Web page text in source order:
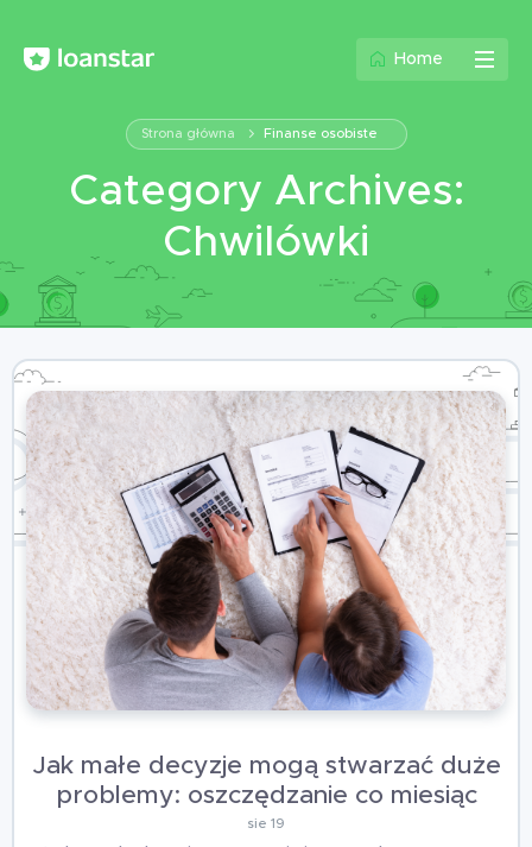
Home
Strona główna Finanse osobiste
Category Archives:
Chwilówki
Jak małe decyzje mogą stwarzać duże
problemy: oszczędzanie co miesiąc
sie 19